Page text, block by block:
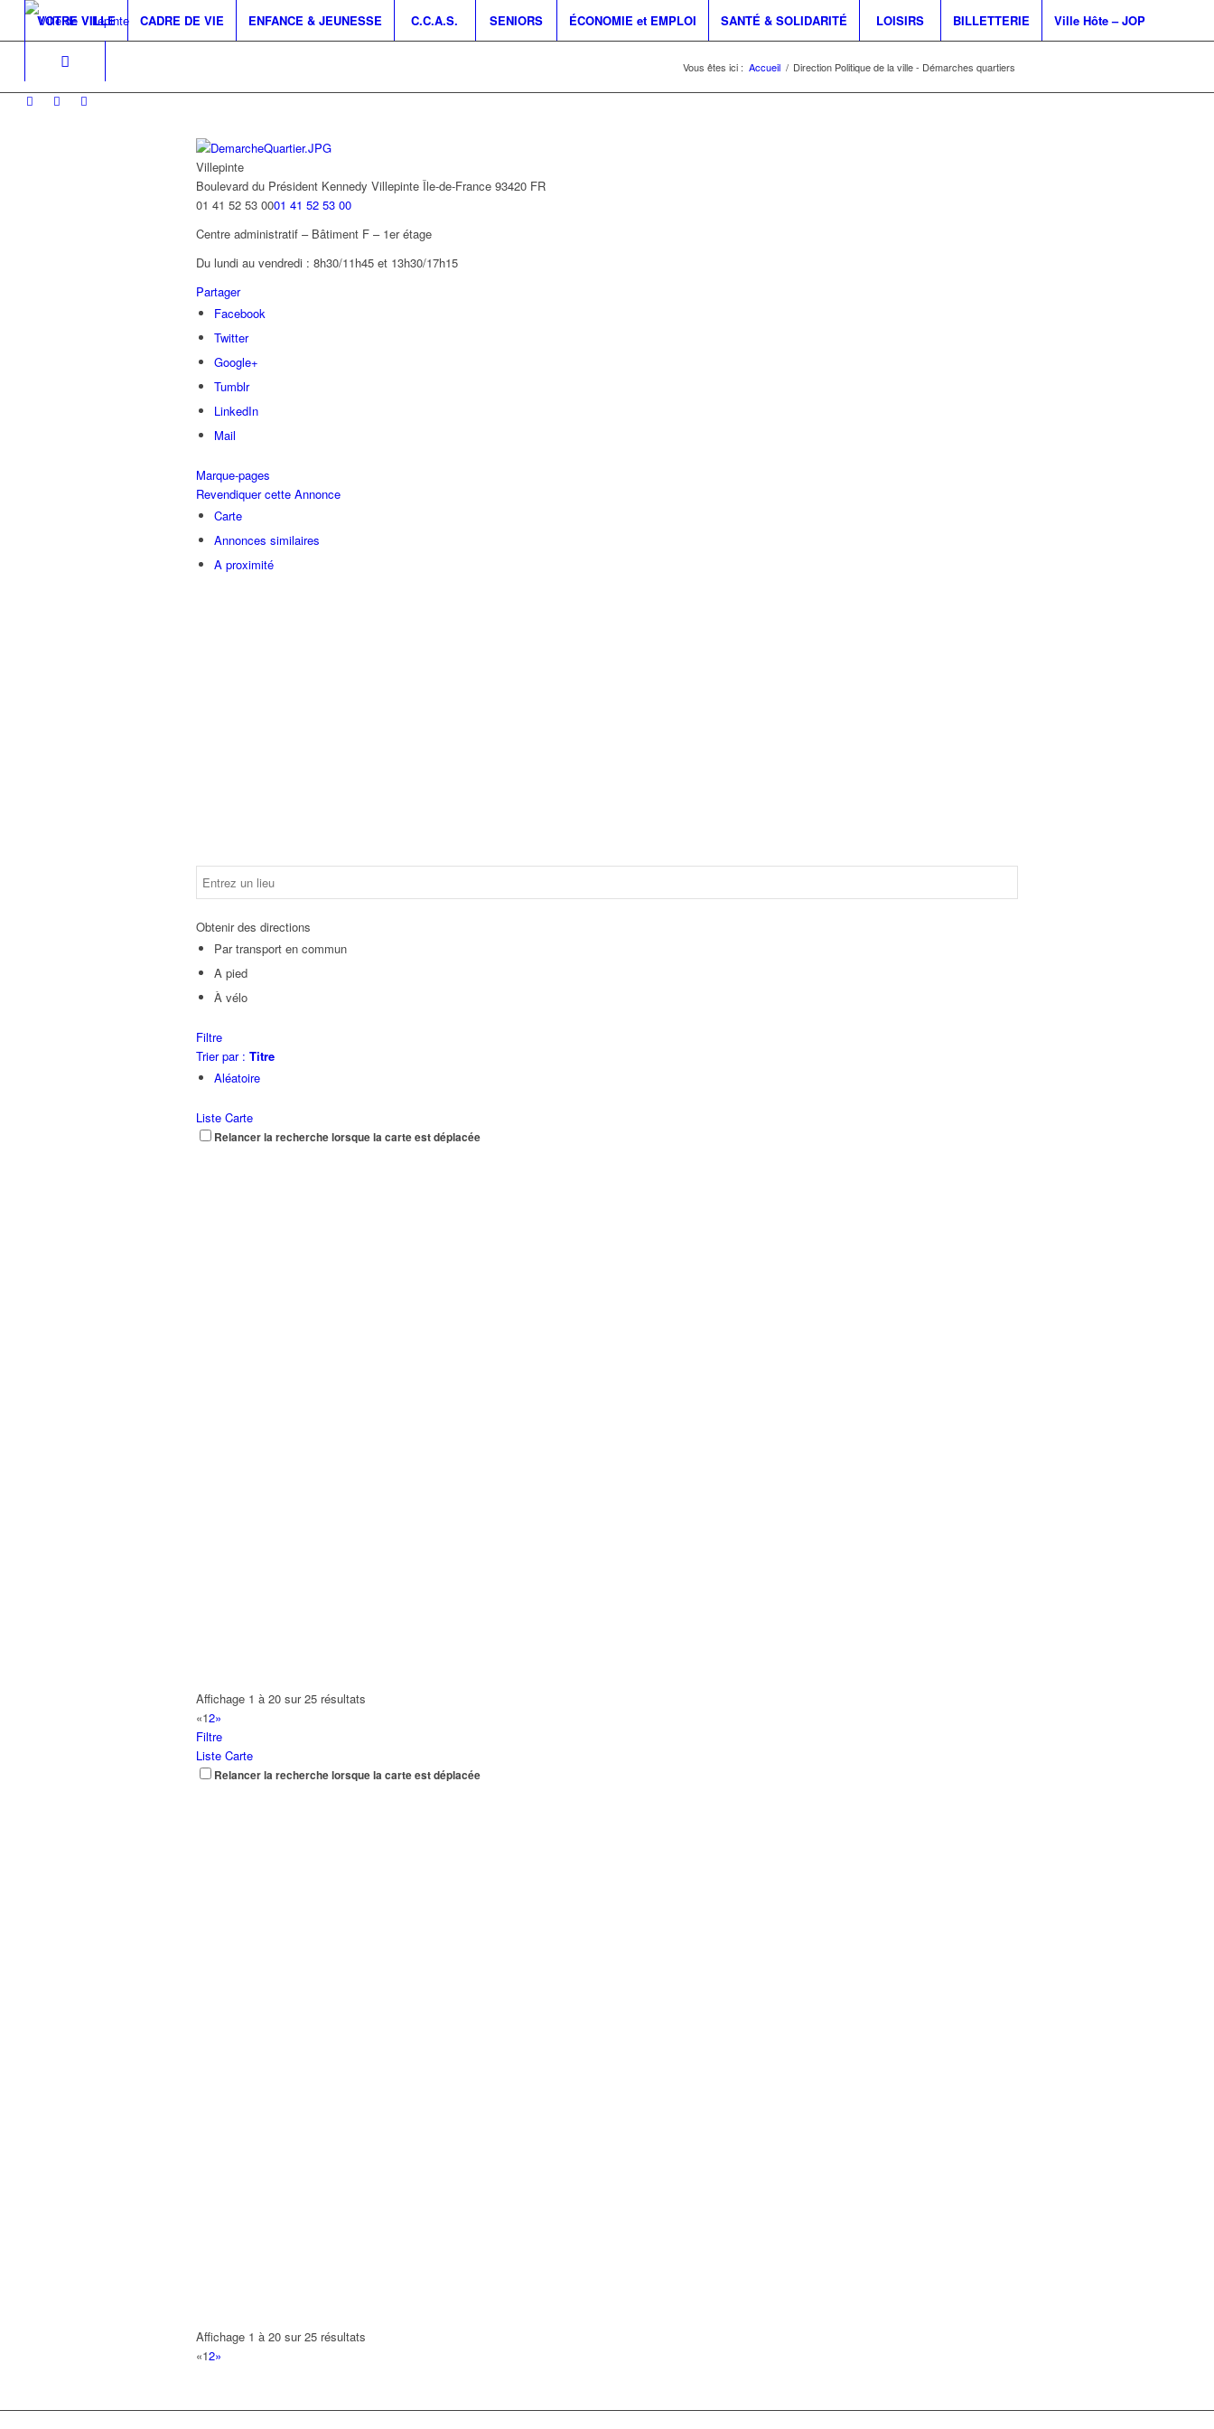
VOTRE VILLE CADRE DE VIE ENFANCE & JEUNESSE C.C.A.S. SENIORS ÉCONOMIE et EMPLOI SANTÉ & SOLIDARITÉ LOISIRS BILLETTERIE Ville Hôte – JOP
Vous êtes ici : Accueil / Direction Politique de la ville - Démarches quartiers
Villepinte
Boulevard du Président Kennedy Villepinte Île-de-France 93420 FR
01 41 52 53 0001 41 52 53 00
Centre administratif – Bâtiment F – 1er étage
Du lundi au vendredi : 8h30/11h45 et 13h30/17h15
Partager
Facebook
Twitter
Google+
Tumblr
LinkedIn
Mail
Marque-pages
Revendiquer cette Annonce
Carte
Annonces similaires
A proximité
Obtenir des directions
Par transport en commun
A pied
À vélo
Filtre
Trier par : Titre
Aléatoire
Liste Carte
Relancer la recherche lorsque la carte est déplacée
Affichage 1 à 20 sur 25 résultats
«12»
Filtre
Liste Carte
Relancer la recherche lorsque la carte est déplacée
Affichage 1 à 20 sur 25 résultats
«12»